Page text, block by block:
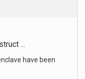
...
extension of their